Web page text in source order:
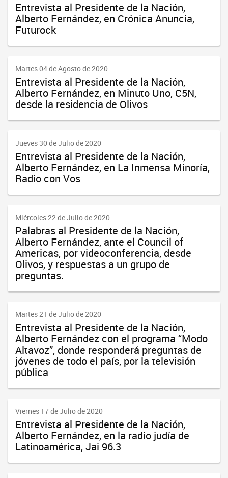
Entrevista al Presidente de la Nación,
Alberto Fernández, en Crónica Anuncia,
Futurock
Martes 04 de Agosto de 2020
Entrevista al Presidente de la Nación,
Alberto Fernández, en Minuto Uno, C5N,
desde la residencia de Olivos
Jueves 30 de Julio de 2020
Entrevista al Presidente de la Nación,
Alberto Fernández, en La Inmensa Minoría,
Radio con Vos
Miércoles 22 de Julio de 2020
Palabras al Presidente de la Nación,
Alberto Fernández, ante el Council of
Americas, por videoconferencia, desde
Olivos, y respuestas a un grupo de
preguntas.
Martes 21 de Julio de 2020
Entrevista al Presidente de la Nación,
Alberto Fernández con el programa “Modo
Altavoz”, donde responderá preguntas de
jóvenes de todo el país, por la televisión
pública
Viernes 17 de Julio de 2020
Entrevista al Presidente de la Nación,
Alberto Fernández, en la radio judía de
Latinoamérica, Jai 96.3